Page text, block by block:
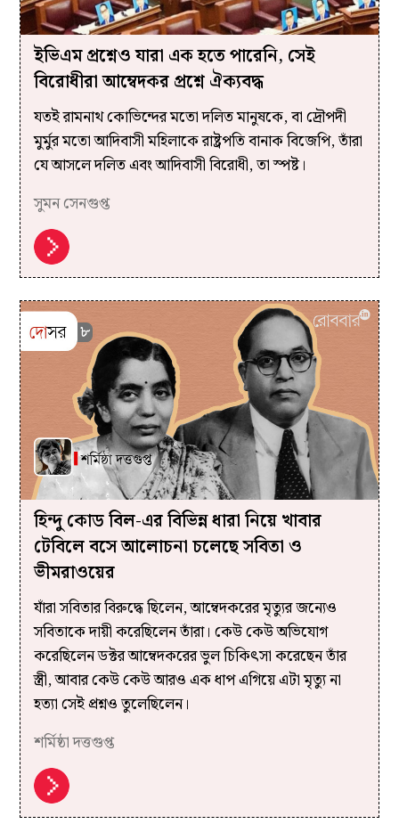
ইভিএম প্রশ্নেও যারা এক হতে পারেনি, সেই
বিরোধীরা আম্বেদকর প্রশ্নে ঐক্যবদ্ধ
যতই রামনাথ কোভিন্দের মতো দলিত মানুষকে, বা দ্রৌপদী
মুর্মুর মতো আদিবাসী মহিলাকে রাষ্ট্রপতি বানাক বিজেপি, তাঁরা
যে আসলে দলিত এবং আদিবাসী বিরোধী, তা স্পষ্ট।
সুমন সেনগুপ্ত
হিন্দু কোড বিল-এর বিভিন্ন ধারা নিয়ে খাবার
টেবিলে বসে আলোচনা চলেছে সবিতা ও
ভীমরাওয়ের
যাঁরা সবিতার বিরুদ্ধে ছিলেন, আম্বেদকরের মৃত্যুর জন্যেও
সবিতাকে দায়ী করেছিলেন তাঁরা। কেউ কেউ অভিযোগ
করেছিলেন ডক্টর আম্বেদকরের ভুল চিকিৎসা করেছেন তাঁর
স্ত্রী, আবার কেউ কেউ আরও এক ধাপ এগিয়ে এটা মৃত্যু না
হত্যা সেই প্রশ্নও তুলেছিলেন।
শর্মিষ্ঠা দত্তগুপ্ত